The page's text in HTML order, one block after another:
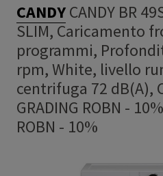
CANDYCANDY BR
SLIM, Caricamento
programmi,
rpm, White, livello
centrifuga 72 dB(A),
GRADING ROBN - 10%
ROBN - 10%